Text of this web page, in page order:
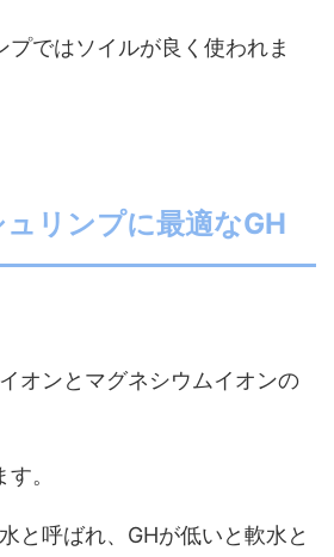
プではソイルが良く使われま
リンプに最適なGH
オンとマグネシウムイオンの
。
と呼ばれ、GHが低いと軟水と